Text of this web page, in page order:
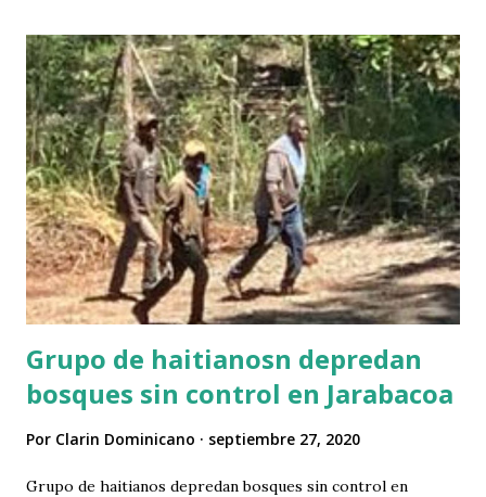
estudiando el asunto con un sistema para hacer la justicia
que no se le ha hecho a los trabajadores de la caña. Desde
el 1996, cuando se privatizaron los ingenios de la industria
azucarera, tienen décadas reclamando sus prestaciones.
También se comprometió a ayudar otros pensionados que
no pueden trabajar y necesitan recursos para mantenerse.
Luis Abinader ofreció esta declaración durante su visita a
San Pedro de Macorís, donde sostuvo un encuentro con
trabajadores de la caña.
Grupo de haitianosn depredan
bosques sin control en Jarabacoa
Por Clarin Dominicano septiembre 27, 2020
Grupo de haitianos depredan bosques sin control en